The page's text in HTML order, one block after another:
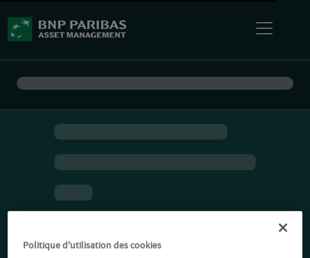
Politique d'utilisation des cookies